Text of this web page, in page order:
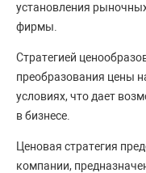
установления
фирмы.
Стратегией
преобразования цены
условиях, что дает
в бизнесе.
Ценовая стратегия
компании,